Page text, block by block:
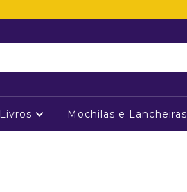
Livros Mochilas e Lancheiras